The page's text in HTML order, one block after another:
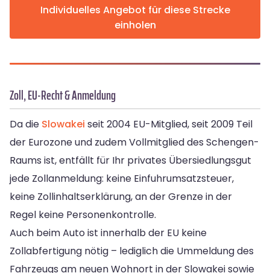
Individuelles Angebot für diese Strecke
einholen
Zoll, EU-Recht & Anmeldung
Da die Slowakei seit 2004 EU-Mitglied, seit 2009 Teil
der Eurozone und zudem Vollmitglied des Schengen-
Raums ist, entfällt für Ihr privates Übersiedlungsgut
jede Zollanmeldung: keine Einfuhrumsatzsteuer,
keine Zollinhaltserklärung, an der Grenze in der
Regel keine Personenkontrolle.
Auch beim Auto ist innerhalb der EU keine
Zollabfertigung nötig – lediglich die Ummeldung des
Fahrzeugs am neuen Wohnort in der Slowakei sowie